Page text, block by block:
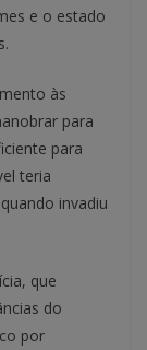
e o estado
às
para
para
teria
invadiu
que
do
por